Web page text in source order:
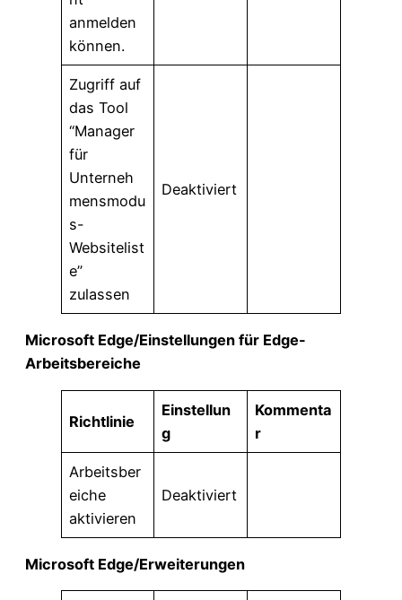
anmelden
können.
Zugriff auf
das Tool
“Manager
für
Unterneh
mensmodu
s-
Websitelist
e”
zulassen
Deaktiviert
Microsoft Edge/Einstellungen für Edge-
Arbeitsbereiche
Richtlinie
Einstellun
g
Kommenta
r
Arbeitsber
eiche
aktivieren
Deaktiviert
Microsoft Edge/Erweiterungen